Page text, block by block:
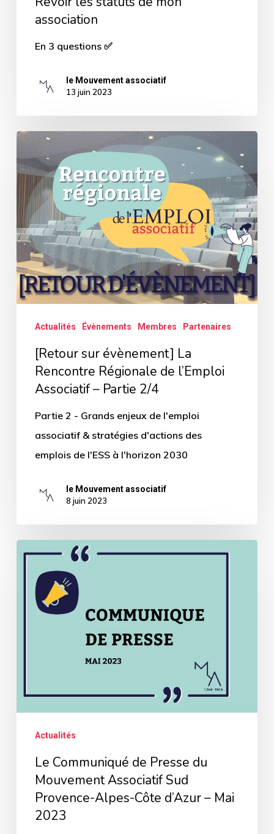
association
En 3 questions ✅
le Mouvement associatif
13 juin 2023
[Retour
sur
évènement]
La
Rencontre
Régionale
l’Emploi
Associatif
Actualités Évènements Membres Partenaires
[Retour sur évènement] La
Rencontre Régionale de l’Emploi
Associatif – Partie 2/4
Partie 2 - Grands enjeux de l'emploi
associatif & stratégies d'actions des
emplois de l'ESS à l'horizon 2030
le Mouvement associatif
8 juin 2023
Communiqué
Presse
d’Azur
2023
Actualités
Le Communiqué de Presse du
Mouvement Associatif Sud
Provence-Alpes-Côte d’Azur – Mai
2023